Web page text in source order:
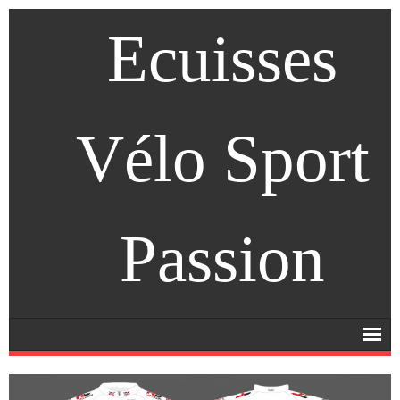
Ecuisses
Vélo Sport
Passion